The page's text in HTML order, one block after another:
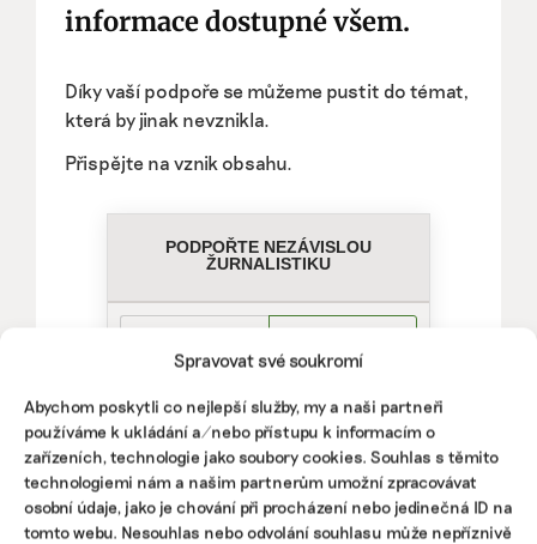
Spravovat své soukromí
Abychom poskytli co nejlepší služby, my a naši partneři
používáme k ukládání a/nebo přístupu k informacím o
zařízeních, technologie jako soubory cookies. Souhlas s těmito
technologiemi nám a našim partnerům umožní zpracovávat
osobní údaje, jako je chování při procházení nebo jedinečná ID na
tomto webu. Nesouhlas nebo odvolání souhlasu může nepříznivě
informace dostupné všem.
Díky vaší podpoře se můžeme pustit do témat,
která by jinak nevznikla.
Přispějte na vznik obsahu.